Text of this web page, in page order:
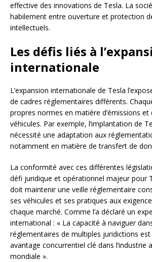
effective des innovations de Tesla. La
habilement entre ouverture et protection
intellectuels.
Les défis liés à
internationale
L’expansion internationale de Tesla
de cadres réglementaires différents.
propres normes en matière d’émissions et
véhicules. Par exemple, l’implantation de
nécessité une adaptation aux
notamment en matière de transfert de
La conformité avec ces différentes
défi juridique et opérationnel majeur pour
doit maintenir une veille réglementaire
ses véhicules et ses pratiques aux
chaque marché. Comme l’a déclaré un
international : « La capacité à naviguer
réglementaires de multiples juridictions est
avantage concurrentiel clé dans l’industrie
mondiale ».